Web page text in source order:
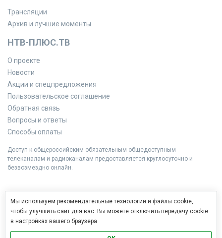
Трансляции
Архив и лучшие моменты
НТВ-ПЛЮС.ТВ
О проекте
Новости
Акции и спецпредложения
Пользовательское соглашение
Обратная связь
Вопросы и ответы
Способы оплаты
Доступ к общероссийским обязательным общедоступным
телеканалам и радиоканалам предоставляется круглосуточно и
безвозмездно онлайн.
Мы используем рекомендательные технологии и файлы cookie,
чтобы улучшить сайт для вас. Вы можете отключить передачу cookie
в настройках вашего браузера